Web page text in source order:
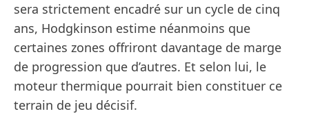
sera strictement encadré sur un cycle de cinq
ans, Hodgkinson estime néanmoins que
certaines zones offriront davantage de marge
de progression que d’autres. Et selon lui, le
moteur thermique pourrait bien constituer ce
terrain de jeu décisif.